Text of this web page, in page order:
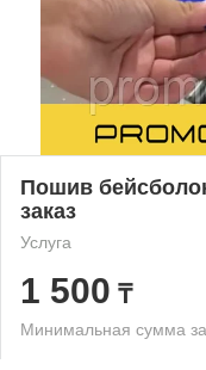
Пошив
заказ
Услуга
1 500 ₸
Минимальная сумма